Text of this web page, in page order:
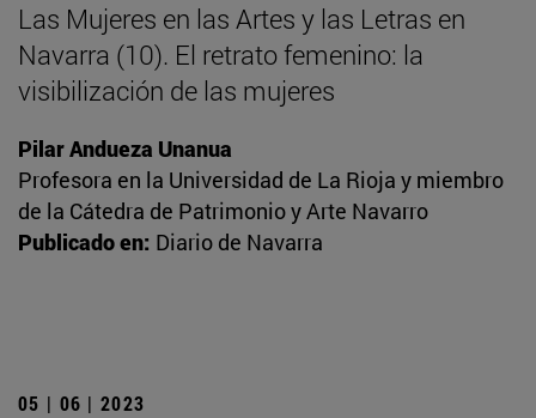
Las Mujeres en las Artes y las Letras en
Navarra (10). El retrato femenino: la
visibilización de las mujeres
Pilar Andueza Unanua
Profesora en la Universidad de La Rioja y miembro
de la Cátedra de Patrimonio y Arte Navarro
Publicado en: Diario de Navarra
05 | 06 | 2023